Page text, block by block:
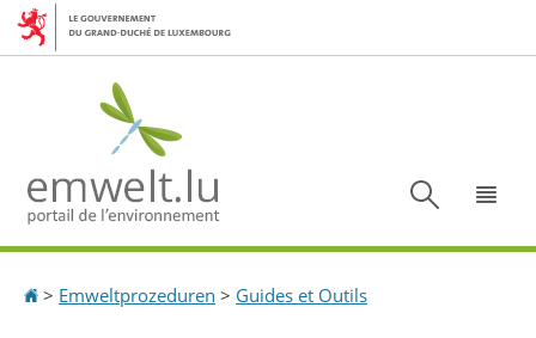
Aller
Aller
Accueil
> Emweltprozeduren > Guides et Outils